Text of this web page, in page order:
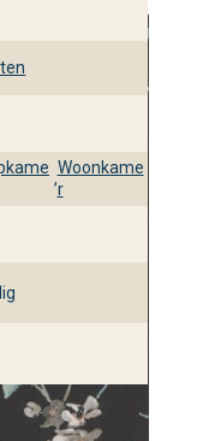
collectie
Je interieur
,
Woonkame
r